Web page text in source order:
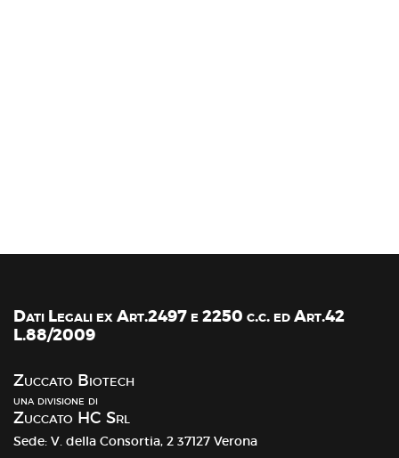
Dati Legali ex Art.2497 e 2250 c.c. ed Art.42
L.88/2009
Zuccato Biotech
una divisione di
Zuccato HC Srl
Sede: V. della Consortia, 2 37127 Verona